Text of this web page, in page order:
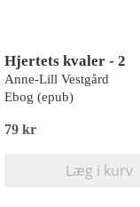
Hjertets kvaler - 2
Anne-Lill Vestgård
Ebog (epub)
79 kr
Læg i kurv